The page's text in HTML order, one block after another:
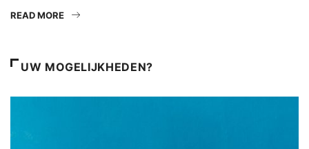
READ MORE
UW MOGELIJKHEDEN?